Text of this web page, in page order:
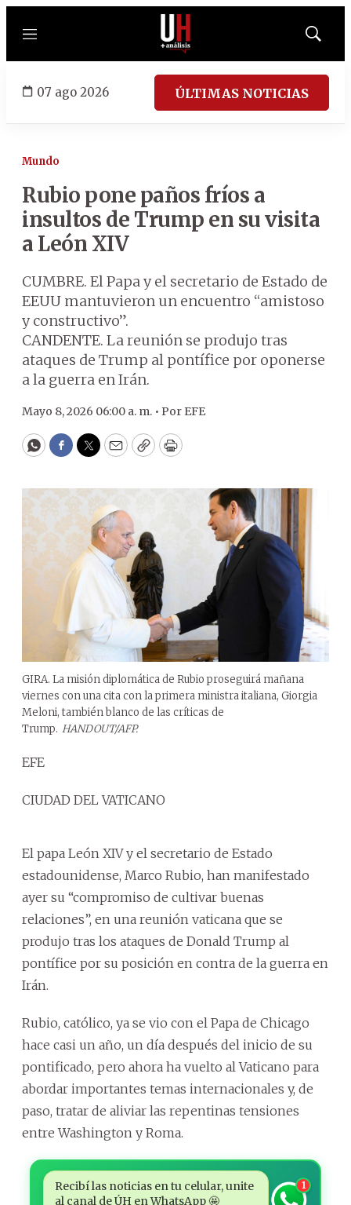
Menú
Mostrar
07 ago 2026 ÚLTIMAS NOTICIAS
Mundo
Rubio pone paños fríos a
insultos de Trump en su visita
a León XIV
CUMBRE. El Papa y el secretario de Estado de
EEUU mantuvieron un encuentro “amistoso
y constructivo”.
CANDENTE. La reunión se produjo tras
ataques de Trump al pontífice por oponerse
a la guerra en Irán.
Mayo 8, 2026 06:00 a. m. • Por EFE
WhatsApp
Facebook
Twitter
EmailCopyPrint
GIRA. La misión diplomática de Rubio proseguirá mañana
viernes con una cita con la primera ministra italiana, Giorgia
Meloni, también blanco de las críticas de
Trump. HANDOUT/AFP.
EFE
CIUDAD DEL VATICANO
El papa León XIV y el secretario de Estado
estadounidense, Marco Rubio, han manifestado
ayer su “compromiso de cultivar buenas
relaciones”, en una reunión vaticana que se
produjo tras los ataques de Donald Trump al
pontífice por su posición en contra de la guerra en
Irán.
Rubio, católico, ya se vio con el Papa de Chicago
hace casi un año, un día después del inicio de su
pontificado, pero ahora ha vuelto al Vaticano para
abordar importantes temas internacionales y, de
paso, tratar de aliviar las repentinas tensiones
entre Washington y Roma.
Recibí las noticias en tu celular, unite
al canal de ÚH en WhatsApp 🤩
1